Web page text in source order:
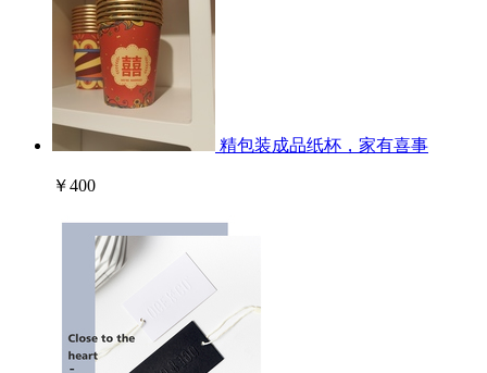
精包装成品纸杯，家有喜事
￥400